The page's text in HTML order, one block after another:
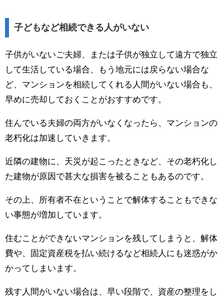
子どもなど相続できる人がいない
子供がいないご夫婦、または子供が独立して遠方で独立
して生活している場合、もう地元には戻らない場合な
ど、マンションを相続してくれる人間がいない場合も、
早めに売却しておくことがおすすめです。
住んでいる夫婦の両方がいなくなったら、マンションの
老朽化は加速していきます。
近隣の建物に、天災が起こったときなど、その老朽化し
た建物が原因で甚大な損害を被ることもあるのです。
その上、所有者不在ということで解体することもできな
い事態が増加しています。
住むことができないマンションを残してしまうと、解体
費や、固定資産税を払い続けるなど相続人にも迷惑がか
かってしまいます。
残す人間がいない場合は、早い段階で、資産の整理をし